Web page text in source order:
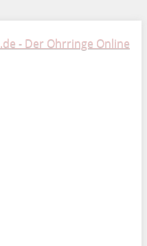
- Der Ohrringe Online